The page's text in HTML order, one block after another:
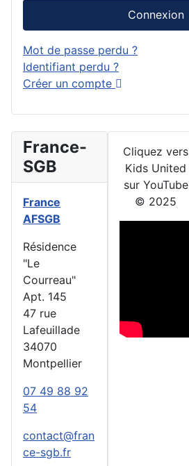
Connexion
Mot de passe perdu ?
Identifiant perdu ?
Créer un compte
France-
SGB
France
AFSGB
Résidence
"Le
Courreau"
Apt. 145
47 rue
Lafeuillade
34070
Montpellier
07 49 88 92
54
contact@fran
ce-sgb.fr
Cliquez vers
Kids United
sur YouTube
© 2025